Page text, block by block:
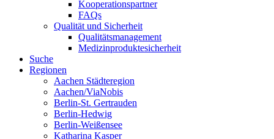
Kooperationspartner
FAQs
Qualität und Sicherheit
Qualitätsmanagement
Medizinproduktesicherheit
Suche
Regionen
Aachen Städteregion
Aachen/ViaNobis
Berlin-St. Gertrauden
Berlin-Hedwig
Berlin-Weißensee
Katharina Kasper